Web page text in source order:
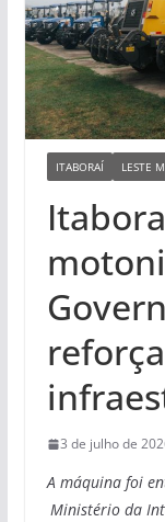
ITABORAÍ LESTE
3 de julho de
A máquina foi
Ministério da